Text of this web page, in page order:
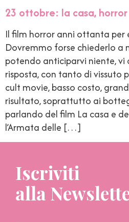
23 ottobre: la casa,
Il film horror anni ottanta per
Dovremmo forse chiederlo a
potendo anticiparvi niente, vi
risposta, con tanto di
cult movie, basso costo,
risultato, soprattutto ai
parlando del film La casa e
l’Armata delle […]
Iscriviti
alla